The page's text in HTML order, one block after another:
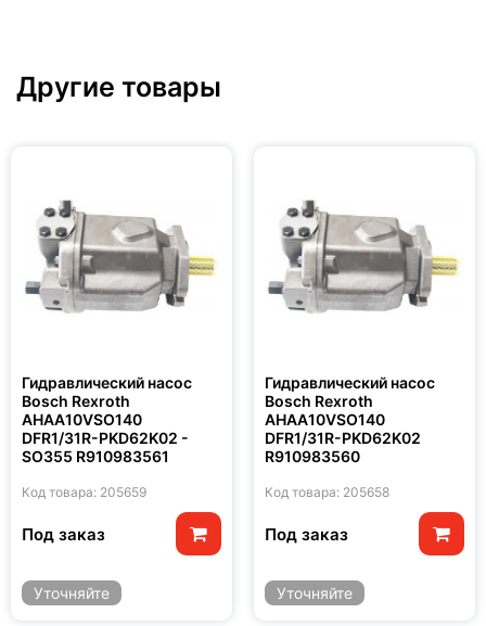
Другие товары
Гидравлический насос
Bosch Rexroth
AHAA10VSO140
DFR1/31R-PKD62K02 -
SO355 R910983561
Код товара: 205659
Под заказ
Уточняйте
Гидравлический насос
Bosch Rexroth
AHAA10VSO140
DFR1/31R-PKD62K02
R910983560
Код товара: 205658
Под заказ
Уточняйте